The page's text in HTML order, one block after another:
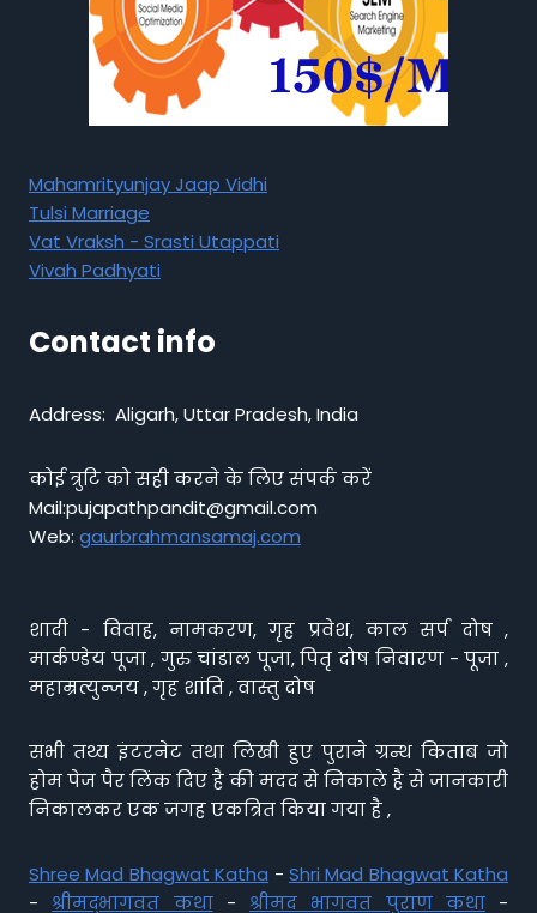
Mahamrityunjay Jaap Vidhi
Tulsi Marriage
Vat Vraksh - Srasti Utappati
Vivah Padhyati
Contact info
Address: Aligarh, Uttar Pradesh, India
कोई त्रुटि को सही करने के लिए संपर्क करें
Mail:pujapathpandit@gmail.com
Web: gaurbrahmansamaj.com
शादी - विवाह, नामकरण, गृह प्रवेश, काल सर्प दोष ,
मार्कण्डेय पूजा , गुरु चांडाल पूजा, पितृ दोष निवारण - पूजा ,
महाम्रत्युन्जय , गृह शांति , वास्तु दोष
सभी तथ्य इंटरनेट तथा लिखी हुए पुराने ग्रन्थ किताब जो
होम पेज पैर लिंक दिए है की मदद से निकाले है से जानकारी
निकालकर एक जगह एकत्रित किया गया है ,
Shree Mad Bhagwat Katha - Shri Mad Bhagwat Katha
- श्रीमद्भागवत कथा- श्रीमद भागवत पुराण कथा-